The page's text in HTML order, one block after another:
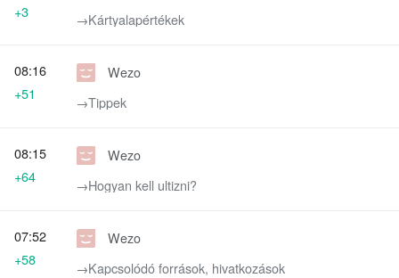
→‎Kártyalapértékek
+3
Wezo
→‎Tippek
08:16
+51
Wezo
→‎Hogyan kell ultizni?
08:15
+64
Wezo
→‎Kapcsolódó források, hivatkozások
07:52
+58